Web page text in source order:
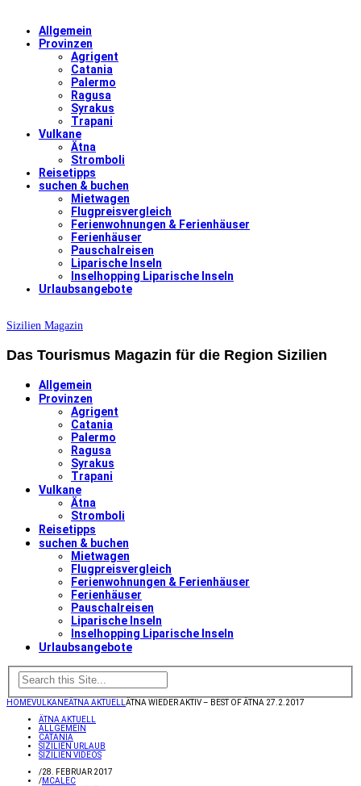
Allgemein
Provinzen
Agrigent
Catania
Palermo
Ragusa
Syrakus
Trapani
Vulkane
Ätna
Stromboli
Reisetipps
suchen & buchen
Mietwagen
Flugpreisvergleich
Ferienwohnungen & Ferienhäuser
Ferienhäuser
Pauschalreisen
Liparische Inseln
Inselhopping Liparische Inseln
Urlaubsangebote
Sizilien Magazin
Das Tourismus Magazin für die Region Sizilien
Allgemein
Provinzen
Agrigent
Catania
Palermo
Ragusa
Syrakus
Trapani
Vulkane
Ätna
Stromboli
Reisetipps
suchen & buchen
Mietwagen
Flugpreisvergleich
Ferienwohnungen & Ferienhäuser
Ferienhäuser
Pauschalreisen
Liparische Inseln
Inselhopping Liparische Inseln
Urlaubsangebote
HOMEVULKANEÄTNA AKTUELL ÄTNA WIEDER AKTIV – BEST OF ÄTNA 27.2.2017
ÄTNA AKTUELL
ALLGEMEIN
CATANIA
SIZILIEN URLAUB
SIZILIEN VIDEOS
/28. FEBRUAR 2017
/MCALEC